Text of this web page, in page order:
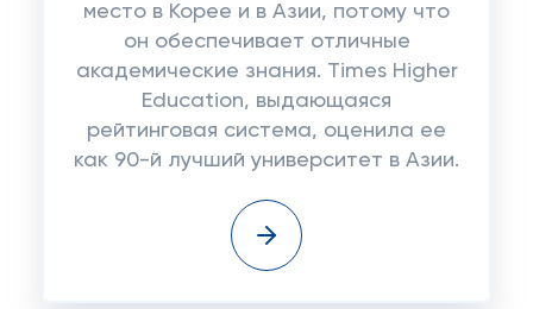
место в Корее и в Азии, потому что
он обеспечивает отличные
академические знания. Times Higher
Education, выдающаяся
рейтинговая система, оценила ее
как 90-й лучший университет в Азии.